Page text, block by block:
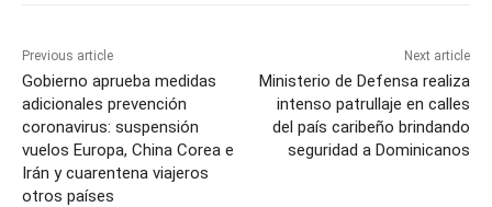
Previous article
Gobierno aprueba medidas
adicionales prevención
coronavirus: suspensión
vuelos Europa, China Corea e
Irán y cuarentena viajeros
otros países
Next article
Ministerio de Defensa realiza
intenso patrullaje en calles
del país caribeño brindando
seguridad a Dominicanos